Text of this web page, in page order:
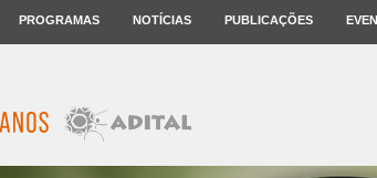
PROGRAMAS NOTÍCIAS PUBLICAÇÕES